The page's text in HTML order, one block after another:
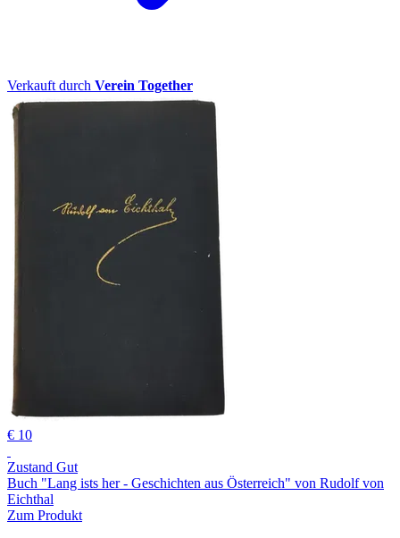
Verkauft durch Verein Together
€ 10
Zustand Gut
Buch "Lang ists her - Geschichten aus Österreich" von Rudolf von
Eichthal
Zum Produkt